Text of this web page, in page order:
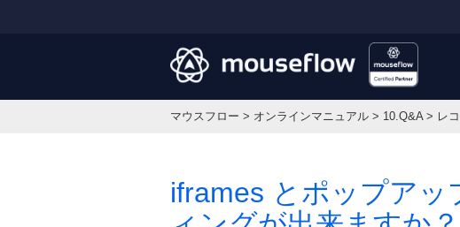
マウスフロー > オンラインマニュアル > 10.Q&A> レ
iframes とポップア